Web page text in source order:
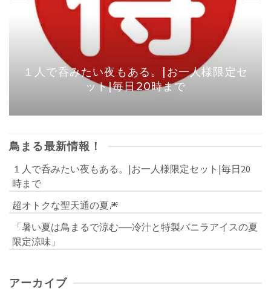
１人で呑みたい夜もある。|お一人様限定セ
ット|毎日20時まで
鳥まる最新情報！
１人で呑みたい夜もある。|お一人様限定セット|毎日20
時まで
超オトクな聖天通の夏🎆
「暑い夏は鳥まるで涼む──冷汁と特製バニラアイスの夏
限定涼味」
アーカイブ